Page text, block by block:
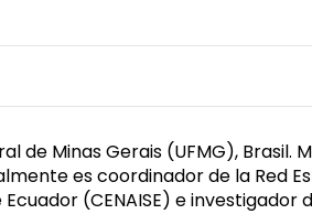
Masculino
de Minas Gerais (UFMG),
es coordinador de la
(CENAISE) e